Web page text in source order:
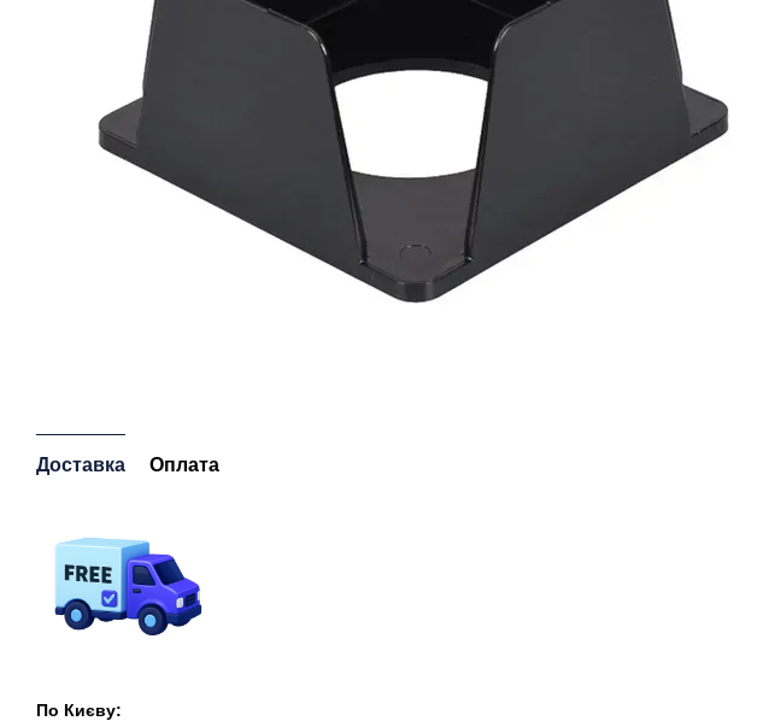
Доставка Оплата
По Києву: